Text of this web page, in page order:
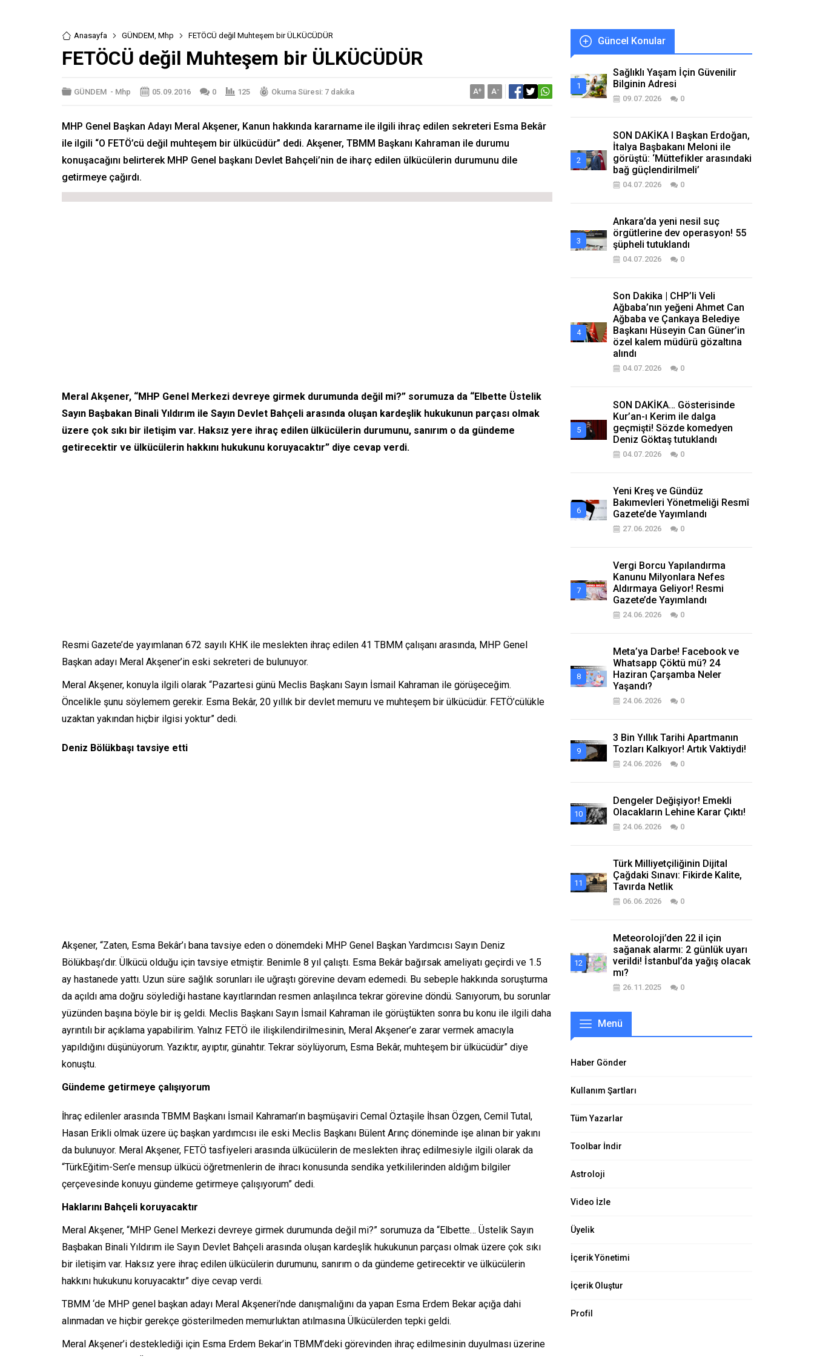
Anasayfa GÜNDEM, Mhp FETÖCÜ değil Muhteşem bir ÜLKÜCÜDÜR
FETÖCÜ değil Muhteşem bir ÜLKÜCÜDÜR
GÜNDEM - Mhp 05.09.2016 0 125 Okuma Süresi: 7 dakika A+ A-
MHP Genel Başkan Adayı Meral Akşener, Kanun hakkında kararname ile ilgili ihraç edilen sekreteri Esma Bekâr
ile ilgili “O FETÖ’cü değil muhteşem bir ülkücüdür” dedi. Akşener, TBMM Başkanı Kahraman ile durumu
konuşacağını belirterek MHP Genel başkanı Devlet Bahçeli’nin de iharç edilen ülkücülerin durumunu dile
getirmeye çağırdı.
Meral Akşener, “MHP Genel Merkezi devreye girmek durumunda değil mi?” sorumuza da “Elbette Üstelik
Sayın Başbakan Binali Yıldırım ile Sayın Devlet Bahçeli arasında oluşan kardeşlik hukukunun parçası olmak
üzere çok sıkı bir iletişim var. Haksız yere ihraç edilen ülkücülerin durumunu, sanırım o da gündeme
getirecektir ve ülkücülerin hakkını hukukunu koruyacaktır” diye cevap verdi.
Resmi Gazete’de yayımlanan 672 sayılı KHK ile meslekten ihraç edilen 41 TBMM çalışanı arasında, MHP Genel
Başkan adayı Meral Akşener’in eski sekreteri de bulunuyor.
Meral Akşener, konuyla ilgili olarak “Pazartesi günü Meclis Başkanı Sayın İsmail Kahraman ile görüşeceğim.
Öncelikle şunu söylemem gerekir. Esma Bekâr, 20 yıllık bir devlet memuru ve muhteşem bir ülkücüdür. FETÖ’cülükle
uzaktan yakından hiçbir ilgisi yoktur” dedi.
Deniz Bölükbaşı tavsiye etti
Akşener, “Zaten, Esma Bekâr’ı bana tavsiye eden o dönemdeki MHP Genel Başkan Yardımcısı Sayın Deniz
Bölükbaşı’dır. Ülkücü olduğu için tavsiye etmiştir. Benimle 8 yıl çalıştı. Esma Bekâr bağırsak ameliyatı geçirdi ve 1.5
ay hastanede yattı. Uzun süre sağlık sorunları ile uğraştı görevine devam edemedi. Bu sebeple hakkında soruşturma
da açıldı ama doğru söylediği hastane kayıtlarından resmen anlaşılınca tekrar görevine döndü. Sanıyorum, bu sorunlar
yüzünden başına böyle bir iş geldi. Meclis Başkanı Sayın İsmail Kahraman ile görüştükten sonra bu konu ile ilgili daha
ayrıntılı bir açıklama yapabilirim. Yalnız FETÖ ile ilişkilendirilmesinin, Meral Akşener’e zarar vermek amacıyla
yapıldığını düşünüyorum. Yazıktır, ayıptır, günahtır. Tekrar söylüyorum, Esma Bekâr, muhteşem bir ülkücüdür” diye
konuştu.
Gündeme getirmeye çalışıyorum
İhraç edilenler arasında TBMM Başkanı İsmail Kahraman’ın başmüşaviri Cemal Öztaşile İhsan Özgen, Cemil Tutal,
Hasan Erikli olmak üzere üç başkan yardımcısı ile eski Meclis Başkanı Bülent Arınç döneminde işe alınan bir yakını
da bulunuyor. Meral Akşener, FETÖ tasfiyeleri arasında ülkücülerin de meslekten ihraç edilmesiyle ilgili olarak da
“TürkEğitim-Sen’e mensup ülkücü öğretmenlerin de ihracı konusunda sendika yetkililerinden aldığım bilgiler
çerçevesinde konuyu gündeme getirmeye çalışıyorum” dedi.
Haklarını Bahçeli koruyacaktır
Meral Akşener, “MHP Genel Merkezi devreye girmek durumunda değil mi?” sorumuza da “Elbette… Üstelik Sayın
Başbakan Binali Yıldırım ile Sayın Devlet Bahçeli arasında oluşan kardeşlik hukukunun parçası olmak üzere çok sıkı
bir iletişim var. Haksız yere ihraç edilen ülkücülerin durumunu, sanırım o da gündeme getirecektir ve ülkücülerin
hakkını hukukunu koruyacaktır” diye cevap verdi.
TBMM ‘de MHP genel başkan adayı Meral Akşeneri’nde danışmalığını da yapan Esma Erdem Bekar açığa dahi
alınmadan ve hiçbir gerekçe gösterilmeden memurluktan atılmasına Ülkücülerden tepki geldi.
Meral Akşener’i desteklediği için Esma Erdem Bekar’in TBMM’deki görevinden ihraç edilmesinin duyulması üzerine
Güncel Konular
Sağlıklı Yaşam İçin Güvenilir
Bilginin Adresi
09.07.2026 0
SON DAKİKA I Başkan Erdoğan,
İtalya Başbakanı Meloni ile
görüştü: ‘Müttefikler arasındaki
bağ güçlendirilmeli’
04.07.2026 0
Ankara’da yeni nesil suç
örgütlerine dev operasyon! 55
şüpheli tutuklandı
04.07.2026 0
Son Dakika | CHP’li Veli
Ağbaba’nın yeğeni Ahmet Can
Ağbaba ve Çankaya Belediye
Başkanı Hüseyin Can Güner’in
özel kalem müdürü gözaltına
alındı
04.07.2026 0
SON DAKİKA… Gösterisinde
Kur’an-ı Kerim ile dalga
geçmişti! Sözde komedyen
Deniz Göktaş tutuklandı
04.07.2026 0
Yeni Kreş ve Gündüz
Bakımevleri Yönetmeliği Resmî
Gazete’de Yayımlandı
27.06.2026 0
Vergi Borcu Yapılandırma
Kanunu Milyonlara Nefes
Aldırmaya Geliyor! Resmi
Gazete’de Yayımlandı
24.06.2026 0
Meta’ya Darbe! Facebook ve
Whatsapp Çöktü mü? 24
Haziran Çarşamba Neler
Yaşandı?
24.06.2026 0
3 Bin Yıllık Tarihi Apartmanın
Tozları Kalkıyor! Artık Vaktiydi!
24.06.2026 0
Dengeler Değişiyor! Emekli
Olacakların Lehine Karar Çıktı!
24.06.2026 0
Türk Milliyetçiliğinin Dijital
Çağdaki Sınavı: Fikirde Kalite,
Tavırda Netlik
06.06.2026 0
Meteoroloji’den 22 il için
sağanak alarmı: 2 günlük uyarı
verildi! İstanbul’da yağış olacak
mı?
26.11.2025 0
Menü
Haber Gönder
Kullanım Şartları
Tüm Yazarlar
Toolbar İndir
Astroloji
Video İzle
Üyelik
İçerik Yönetimi
İçerik Oluştur
Profil